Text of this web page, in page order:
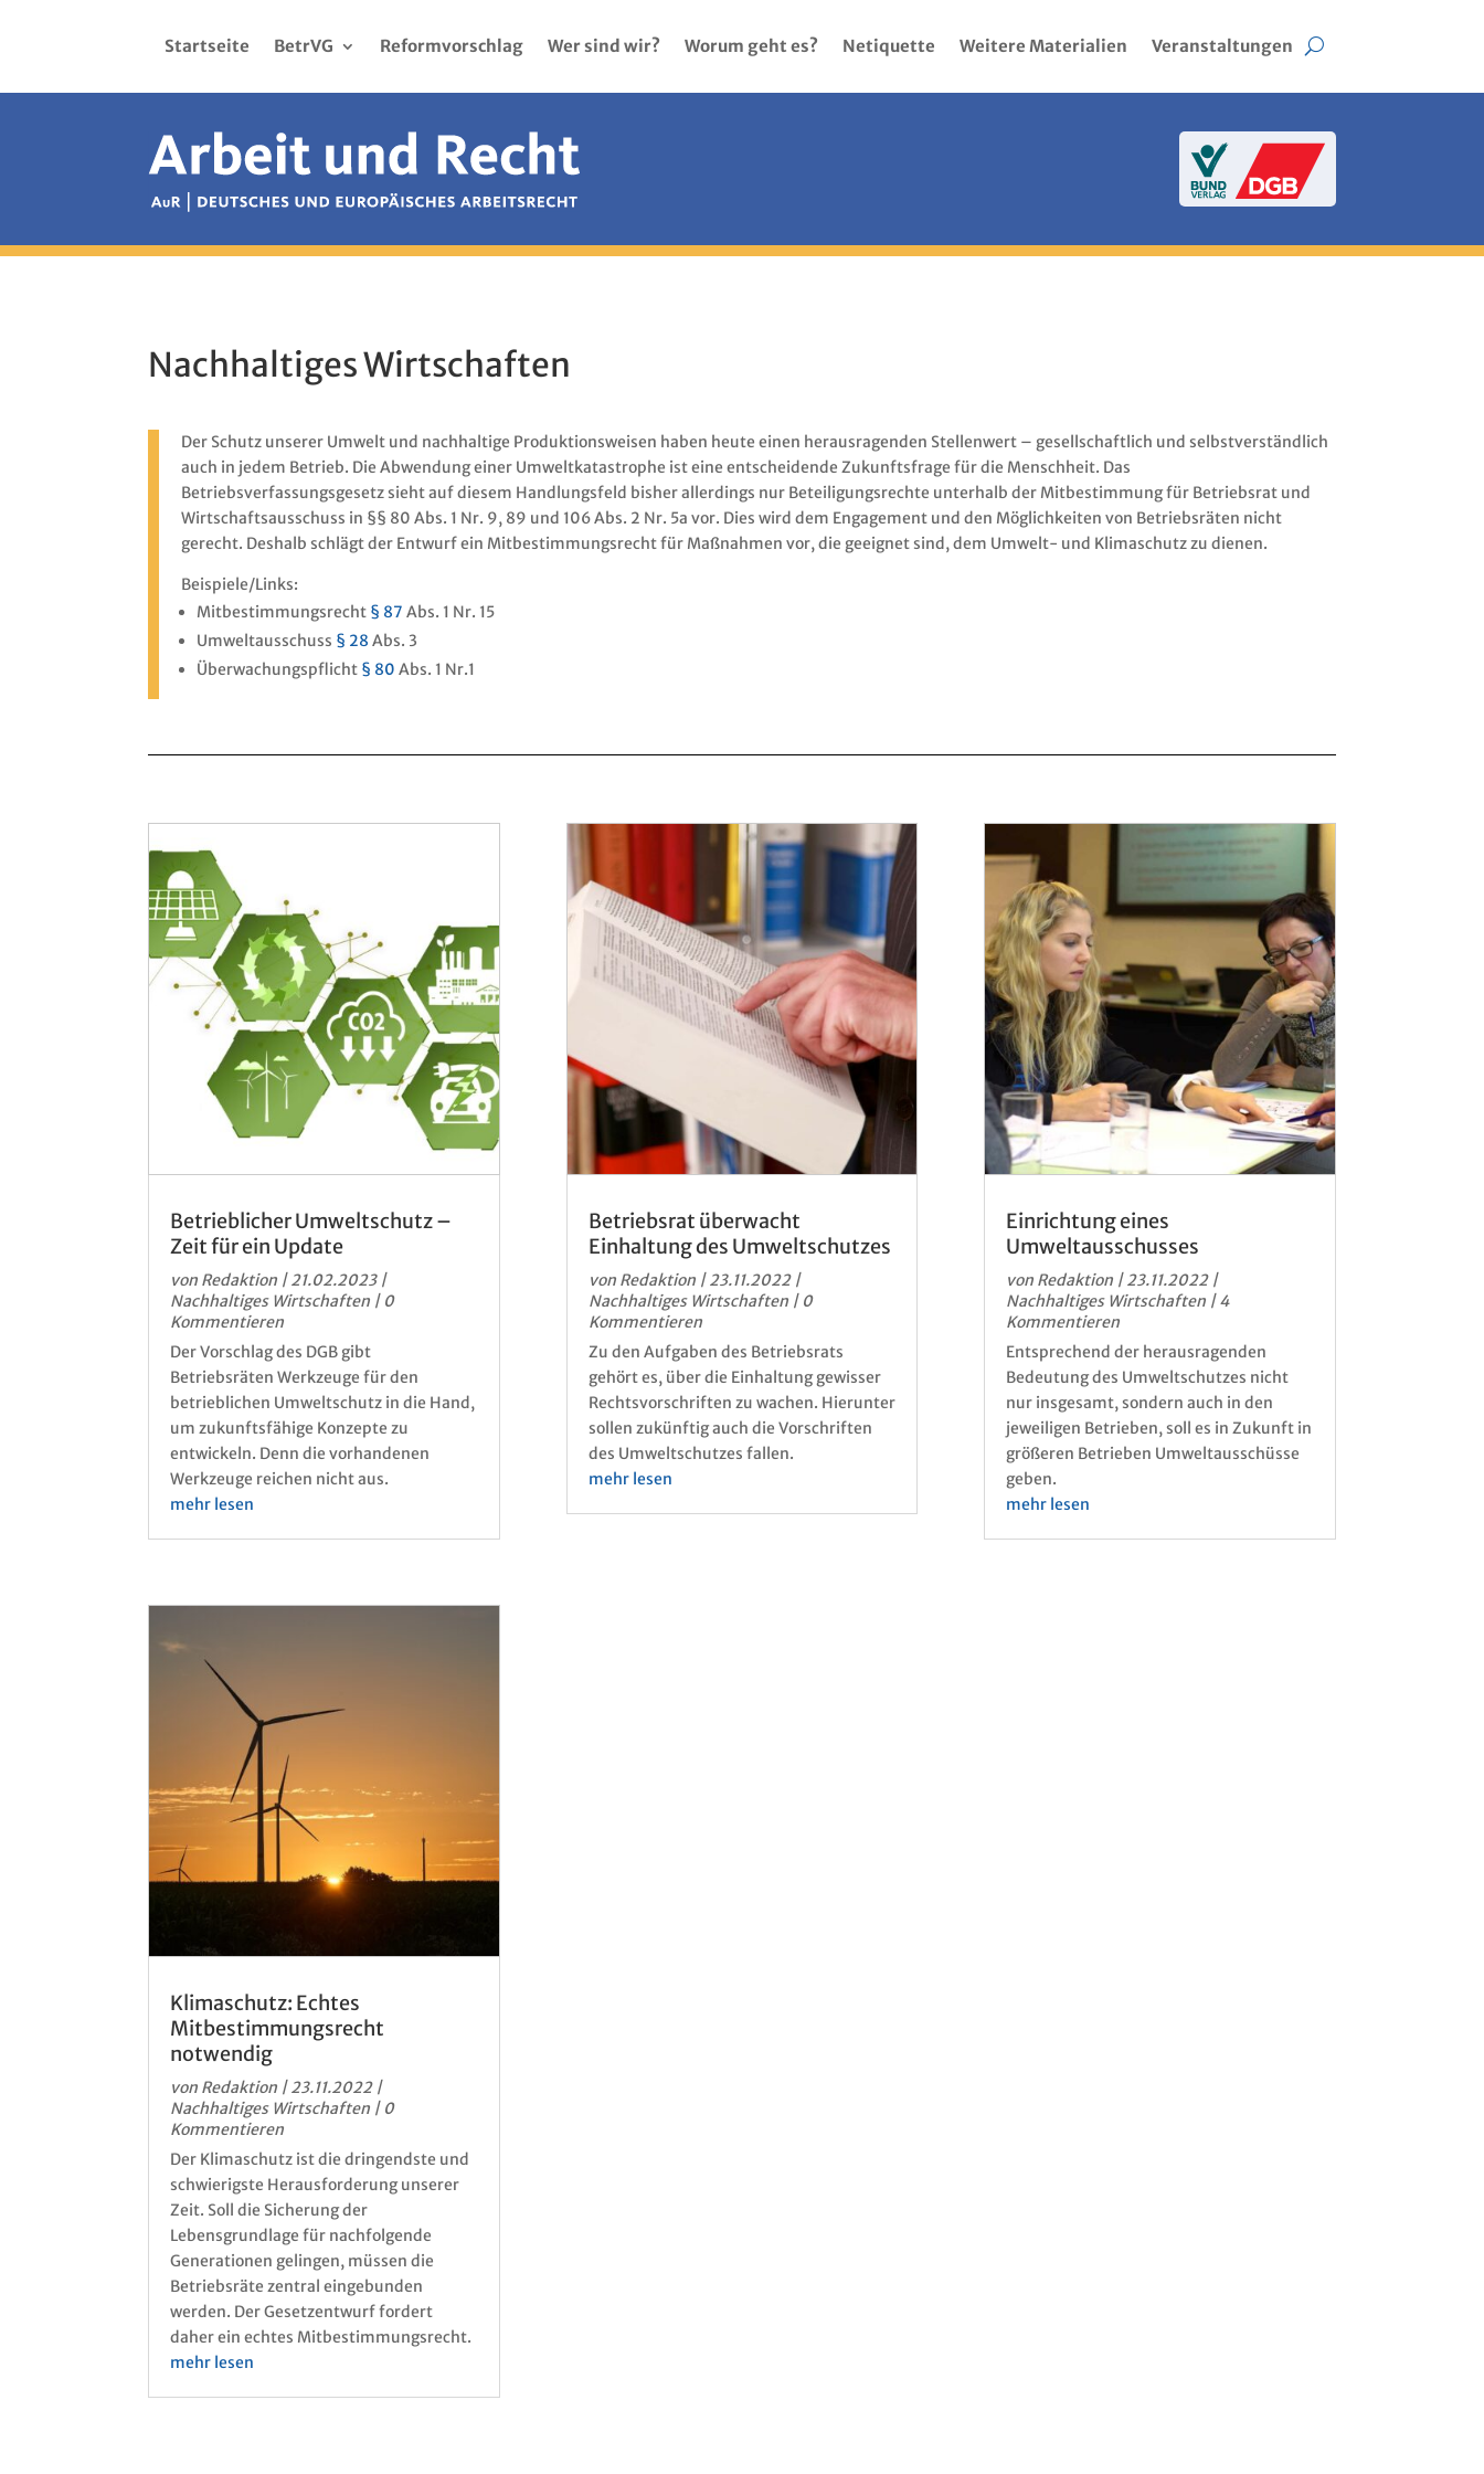
Startseite BetrVG Reformvorschlag Wer sind wir? Worum geht es? Netiquette Weitere Materialien Veranstaltungen
Nachhaltiges Wirtschaften
Der Schutz unserer Umwelt und nachhaltige Produktionsweisen haben heute einen herausragenden Stellenwert – gesellschaftlich und selbstverständlich
auch in jedem Betrieb. Die Abwendung einer Umweltkatastrophe ist eine entscheidende Zukunftsfrage für die Menschheit. Das
Betriebsverfassungsgesetz sieht auf diesem Handlungsfeld bisher allerdings nur Beteiligungsrechte unterhalb der Mitbestimmung für Betriebsrat und
Wirtschaftsausschuss in §§ 80 Abs. 1 Nr. 9, 89 und 106 Abs. 2 Nr. 5a vor. Dies wird dem Engagement und den Möglichkeiten von Betriebsräten nicht
gerecht. Deshalb schlägt der Entwurf ein Mitbestimmungsrecht für Maßnahmen vor, die geeignet sind, dem Umwelt- und Klimaschutz zu dienen.
Beispiele/Links:
Mitbestimmungsrecht § 87 Abs. 1 Nr. 15
Umweltausschuss § 28 Abs. 3
Überwachungspflicht § 80 Abs. 1 Nr.1
Betrieblicher Umweltschutz –
Zeit für ein Update
von Redaktion |21.02.2023|
Nachhaltiges Wirtschaften | 0
Kommentieren
Der Vorschlag des DGB gibt
Betriebsräten Werkzeuge für den
betrieblichen Umweltschutz in die Hand,
um zukunftsfähige Konzepte zu
entwickeln. Denn die vorhandenen
Werkzeuge reichen nicht aus.
mehr lesen
Klimaschutz: Echtes
Mitbestimmungsrecht
notwendig
von Redaktion |23.11.2022|
Nachhaltiges Wirtschaften | 0
Kommentieren
Der Klimaschutz ist die dringendste und
schwierigste Herausforderung unserer
Zeit. Soll die Sicherung der
Lebensgrundlage für nachfolgende
Generationen gelingen, müssen die
Betriebsräte zentral eingebunden
werden. Der Gesetzentwurf fordert
daher ein echtes Mitbestimmungsrecht.
mehr lesen
Betriebsrat überwacht
Einhaltung des Umweltschutzes
von Redaktion|23.11.2022|
Nachhaltiges Wirtschaften| 0
Kommentieren
Zu den Aufgaben des Betriebsrats
gehört es, über die Einhaltung gewisser
Rechtsvorschriften zu wachen. Hierunter
sollen zukünftig auch die Vorschriften
des Umweltschutzes fallen.
mehr lesen
Einrichtung eines
Umweltausschusses
von Redaktion|23.11.2022|
Nachhaltiges Wirtschaften| 4
Kommentieren
Entsprechend der herausragenden
Bedeutung des Umweltschutzes nicht
nur insgesamt, sondern auch in den
jeweiligen Betrieben, soll es in Zukunft in
größeren Betrieben Umweltausschüsse
geben.
mehr lesen